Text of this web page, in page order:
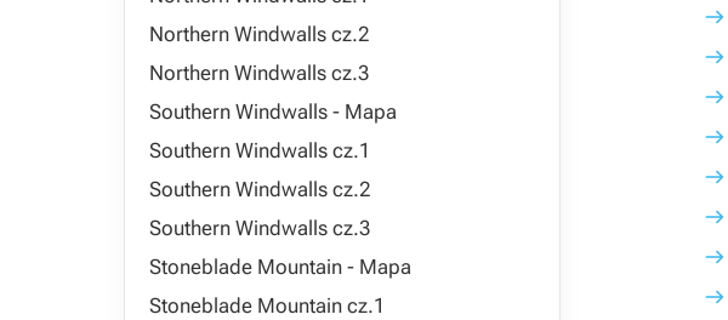
Northern Windwalls cz.2
Northern Windwalls cz.3
Southern Windwalls - Mapa
Southern Windwalls cz.1
Southern Windwalls cz.2
Southern Windwalls cz.3
Stoneblade Mountain - Mapa
Stoneblade Mountain cz.1